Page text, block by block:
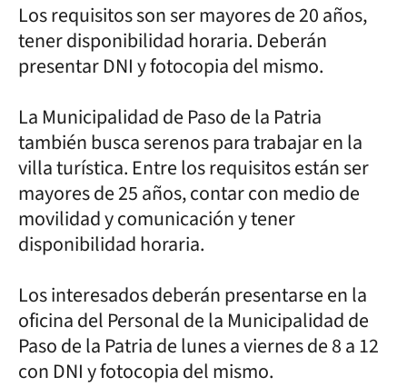
Los requisitos son ser mayores de 20 años,
tener disponibilidad horaria. Deberán
presentar DNI y fotocopia del mismo.
La Municipalidad de Paso de la Patria
también busca serenos para trabajar en la
villa turística. Entre los requisitos están ser
mayores de 25 años, contar con medio de
movilidad y comunicación y tener
disponibilidad horaria.
Los interesados deberán presentarse en la
oficina del Personal de la Municipalidad de
Paso de la Patria de lunes a viernes de 8 a 12
con DNI y fotocopia del mismo.